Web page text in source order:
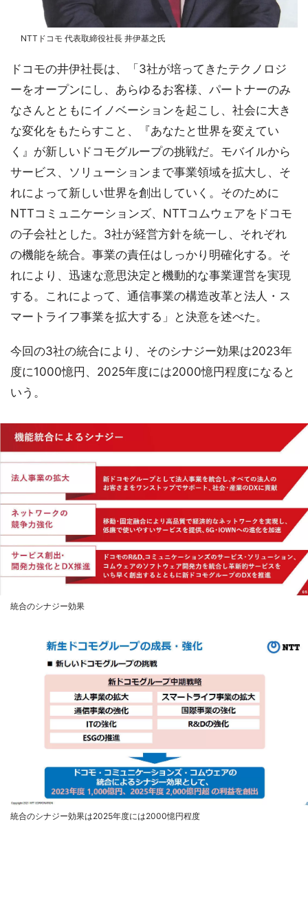
NTTドコモ 代表取締役社長 井伊基之氏
ドコモの井伊社長は、「3社が培ってきたテクノロジ
ーをオープンにし、あらゆるお客様、パートナーのみ
なさんとともにイノベーションを起こし、社会に大き
な変化をもたらすこと、『あなたと世界を変えてい
く』が新しいドコモグループの挑戦だ。モバイルから
サービス、ソリューションまで事業領域を拡大し、そ
れによって新しい世界を創出していく。そのために
NTTコミュニケーションズ、NTTコムウェアをドコモ
の子会社とした。3社が経営方針を統一し、それぞれ
の機能を統合。事業の責任はしっかり明確化する。そ
れにより、迅速な意思決定と機動的な事業運営を実現
する。これによって、通信事業の構造改革と法人・ス
マートライフ事業を拡大する」と決意を述べた。
今回の3社の統合により、そのシナジー効果は2023年
度に1000憶円、2025年度には2000憶円程度になると
いう。
統合のシナジー効果
統合のシナジー効果は2025年度には2000憶円程度